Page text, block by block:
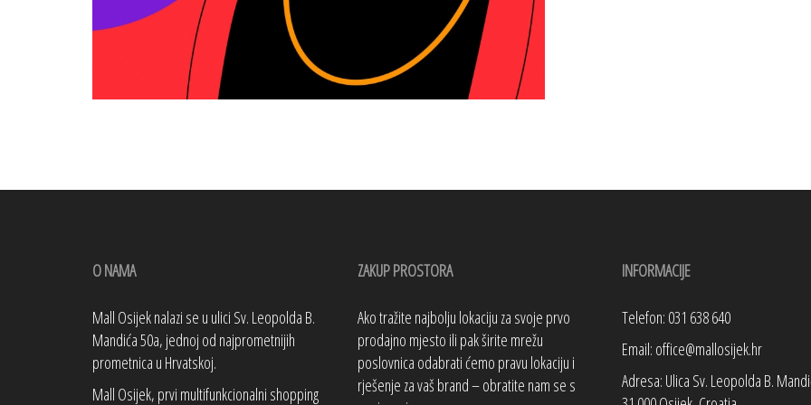
O NAMA
Mall Osijek nalazi se u ulici Sv. Leopolda B.
Mandića 50a, jednoj od najprometnijih
prometnica u Hrvatskoj.
Mall Osijek, prvi multifunkcionalni shopping
ZAKUP PROSTORA
Ako tražite najbolju lokaciju za svoje prvo
prodajno mjesto ili pak širite mrežu
poslovnica odabrati ćemo pravu lokaciju i
rješenje za vaš brand – obratite nam se s
INFORMACIJE
Telefon: 031 638 640
Email: office@mallosijek.hr
Adresa: Ulica Sv. Leopolda B.